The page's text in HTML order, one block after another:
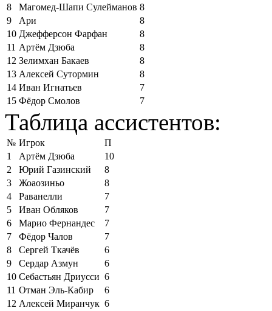
8
Магомед-Шапи Сулейманов 8
9
Ари
8
10 Джефферсон Фарфан
8
11 Артём Дзюба
8
12 Зелимхан Бакаев
8
13 Алексей Сутормин
8
14 Иван Игнатьев
7
15 Фёдор Смолов 7
Таблица ассистентов:
№ Игрок
П
1
Артём Дзюба
10
2
Юрий Газинский
8
3
Жоаозиньо
8
4
Раванелли
7
5
Иван Обляков
7
6
Марио Фернандес
7
7
Фёдор Чалов
7
8
Сергей Ткачёв
6
9
Сердар Азмун
6
10 Себастьян Дриусси 6
11 Отман Эль-Кабир
6
12 Алексей Миранчук 6